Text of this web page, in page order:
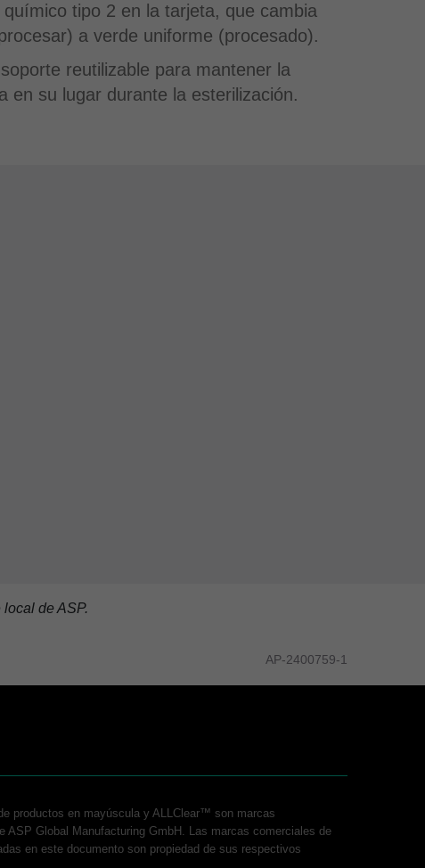
químico tipo 2 en la tarjeta, que cambia
a verde uniforme (procesado).
reutilizable para mantener la
en su lugar durante la esterilización.
de ASP.
AP-2400759-1
productos en mayúscula y ALLClear™ son marcas
ASP Global Manufacturing GmbH. Las marcas comerciales de
en este documento son propiedad de sus respectivos